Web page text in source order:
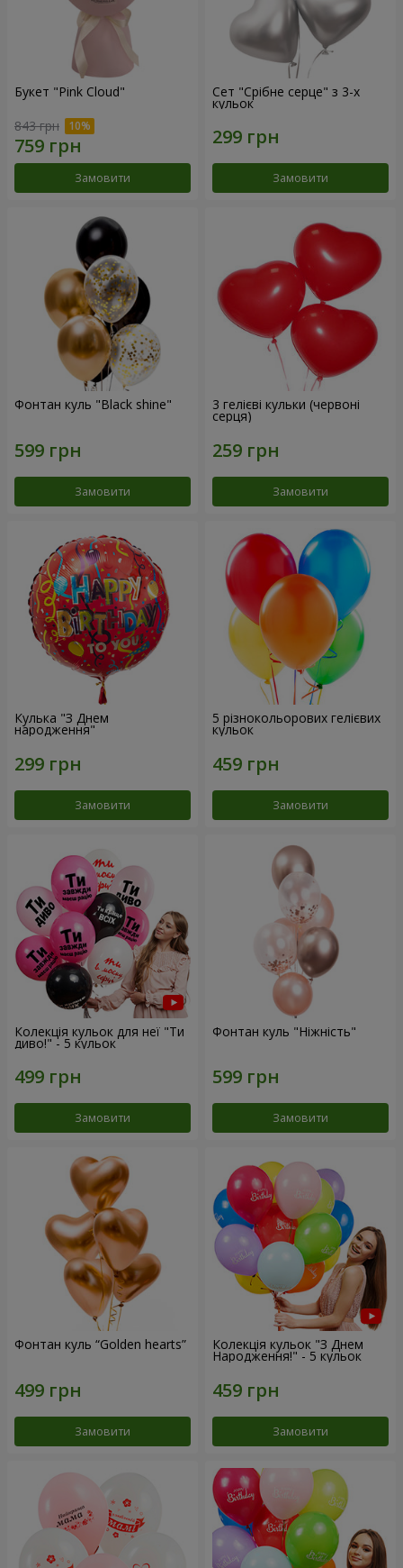
Букет "Pink Cloud"
843 грн
Замовити
Сет "Срібне серце" з 3-х
кульок
Замовити
Фонтан куль "Black shine"
Замовити
3 гелієві кульки (червоні
серця)
Замовити
Кулька "З Днем
народження"
Замовити
5 різнокольорових гелієвих
кульок
Замовити
Колекція кульок для неї "Ти
диво!" - 5 кульок
Замовити
Фонтан куль "Ніжність"
Замовити
Фонтан куль “Golden hearts”
Замовити
Колекція кульок "З Днем
Народження!" - 5 кульок
Замовити